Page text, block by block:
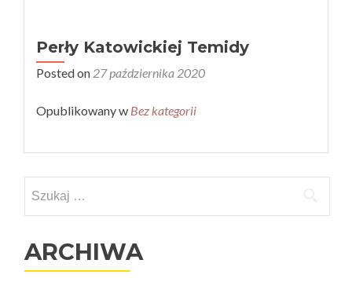
Perły Katowickiej Temidy
Posted on 27 października 2020
Opublikowany w Bez kategorii
ARCHIWA